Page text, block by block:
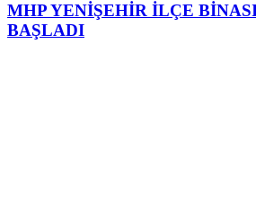
MHP YENİŞEHİR İLÇE
BAŞLADI